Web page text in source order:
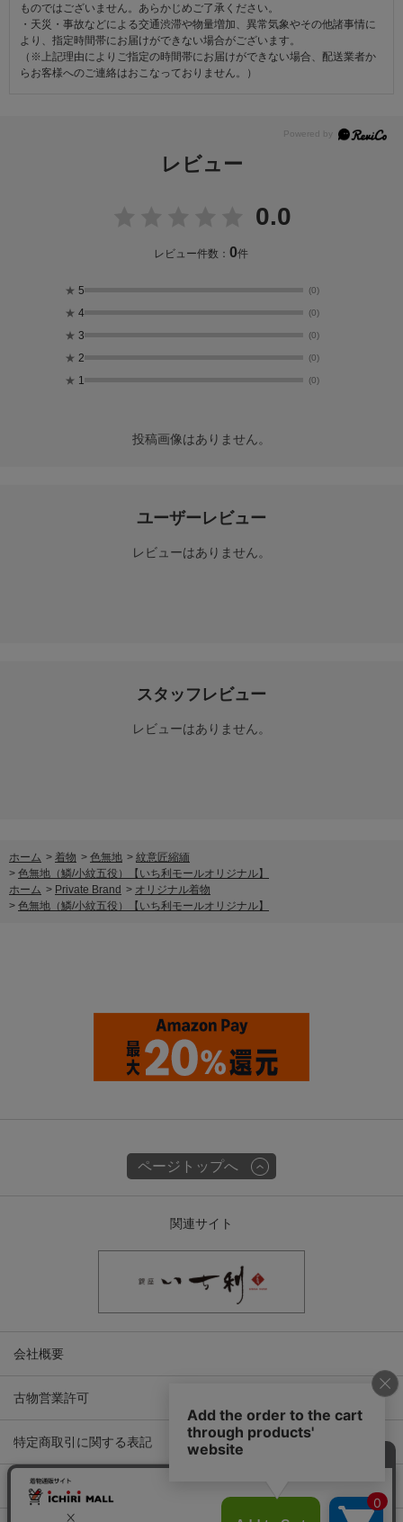
ものではございません。あらかじめご了承ください。
・天災・事故などによる交通渋滞や物量増加、異常気象やその他諸事情に
より、指定時間帯にお届けができない場合がございます。
（※上記理由によりご指定の時間帯にお届けができない場合、配送業者か
らお客様へのご連絡はおこなっておりません。）
レビュー
0.0
レビュー件数：0件
★ 5 (0)
★ 4 (0)
★ 3 (0)
★ 2 (0)
★ 1 (0)
投稿画像はありません。
ユーザーレビュー
レビューはありません。
スタッフレビュー
レビューはありません。
ホーム > 着物 > 色無地 > 紋意匠縮緬
> 色無地（鱗/小紋五役）【いち利モールオリジナル】
ホーム > Private Brand > オリジナル着物
> 色無地（鱗/小紋五役）【いち利モールオリジナル】
ページトップへ
関連サイト
会社概要
古物営業許可
特定商取引に関する表記
プライバシーポリシー